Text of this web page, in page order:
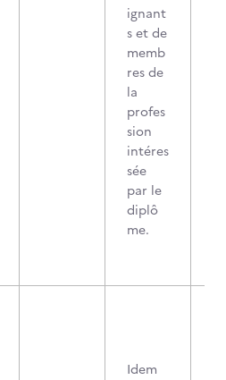
ignant
s et de
memb
res de
la
profes
sion
intéres
sée
par le
diplô
me.
Idem